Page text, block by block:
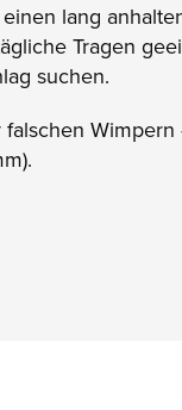
lang
Tragen
suchen.
Wimpern